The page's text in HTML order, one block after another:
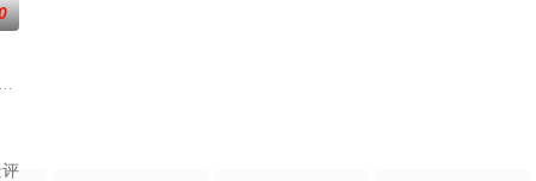
获取里程盲盒，一路向海，最终解锁
优秀单口喜剧演员和漫才组合。每一位“小人物”都将带着真实感与鲜活
节目。节目集结全球实力唱将，在每周的直播比拼中高能开唱，演绎各国
评